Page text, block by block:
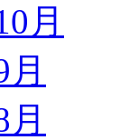
月